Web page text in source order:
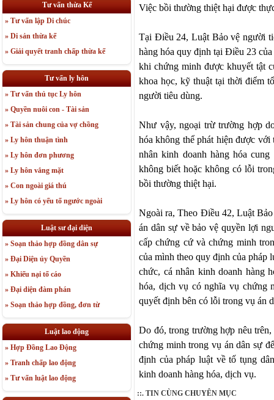
Tư vấn thừa Kế
» Tư vấn lập Di chúc
» Di sản thừa kế
» Giải quyết tranh chấp thừa kế
Tư vấn ly hôn
» Tư vấn thủ tục Ly hôn
» Quyền nuôi con - Tài sản
» Tài sản chung của vợ chồng
» Ly hôn thuận tình
» Ly hôn đơn phương
» Ly hôn vắng mặt
» Con ngoài giá thú
» Ly hôn có yếu tố ngước ngoài
Luật sư đại diện
» Soạn thảo hợp đồng dân sự
» Đại Diện ủy Quyền
» Khiếu nại tố cáo
» Đại diện đàm phán
» Soạn thảo hợp đồng, đơn từ
Luật lao động
» Hợp Đồng Lao Động
» Tranh chấp lao động
» Tư vấn luật lao động
Việc bồi thường thiệt hại được
Tại Điều 24, Luật Bảo vệ người
hàng hóa quy định tại Điều 23
khi chứng minh được khuyết tật
khoa học, kỹ thuật tại thời điểm
người tiêu dùng.
Như vậy, ngoại trừ trường hợp
hóa không thể phát hiện được
nhân kinh doanh hàng hóa
không biết hoặc không có lỗi
bồi thường thiệt hại.
Ngoài ra, Theo Điều 42, Luật
án dân sự về bảo vệ quyền lợi
cấp chứng cứ và chứng minh
của mình theo quy định của pháp
chức, cá nhân kinh doanh hàng
hóa, dịch vụ có nghĩa vụ chứng
quyết định bên có lỗi trong vụ án
Do đó, trong trường hợp nêu
chứng minh trong vụ án dân sự
định của pháp luật về tố tụng
kinh doanh hàng hóa, dịch vụ.
::. TIN CÙNG CHUYÊN MỤC